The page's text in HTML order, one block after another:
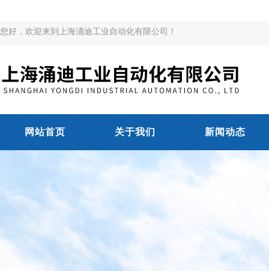
您好，欢迎来到上海涌迪工业自动化有限公司！
网站首页 关于我们 新闻动态